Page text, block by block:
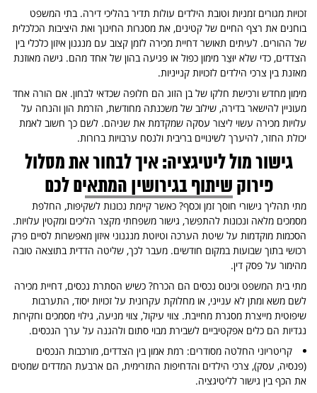
זכויות מגורים זמניות וטובת הילדים עולות תדיר בהליכי דירה. בתי המשפט
בוחנים את רצף החיים של קטינים, את מסגרות החינוך ואת היציבות הכלכלית
של ההורים. לעיתים תאושר דחיית מכירה לזמן קצוב עם מנגנון איזון כלכלי בין
הצדדים, כדי שלא יוּצַר מימון כפול או פגיעה בהון של אחד מהם. גישה מאוזנת
מאזנת בין צרכי הילדים לזכויות קנייניות.
מימון מחדש ורכישת חלקו של בן הזוג הם חלופה שכדאי לבחון. אם הורה אחד
מעוניין להישאר בדירה, שילוב של משכנתה מחודשת, הזרמת הון והנחה על
עלויות מכירה עשוי ליצור עסקה שמקדמת את שניהם. לשם כך חשוב לאמת
יכולת החזר, להיערך לשינויים בריבית ולנסח ערבויות ברורות.
גישור מול ליטיגציה: איך לבחור את מסלול
פירוק שיתוף בגירושין המתאים לכם
מתי תהליך גישורי חוסך זמן וכסף? כאשר קיימת נכונות לשקיפות, החלפת
מסמכים מלאה ונכונות להתפשר, גישור משפחתי מקצר הליכים ומקטין עלויות.
הסכמות מוקדמות על שיטת הערכה וטיוטת מנגנוני איזון מאפשרות לסיים פרק
רכושי בתוך שבועות במקום חודשים. מעבר לכך, שליטה הדדית בתוצאה טובה
מהימור על פסק דין.
מתי בית המשפט וכינוס נכסים הם הכרח? כשיש הסתרת נכסים, דחיית מכירה
לשם משא ומתן לא ענייני, או מחלוקת עקרונית על זכויות יסוד, התערבות
שיפוטית מייצרת מסגרת מחייבת. צווי עיקול, צווי מניעה, גילוי מסמכים וחקירות
נגדיות הם כלים אפקטיביים לשבירת מבוי סתום ולהגנה על ערך הנכסים.
קריטריוני החלטה מסודרים: רמת אמון בין הצדדים, מורכבות הנכסים
(פנסיה, עסק), צרכי הילדים והדחיפות התזרימית, הם ארבעת המדדים שמטים
את הכף בין גישור לליטיגציה.